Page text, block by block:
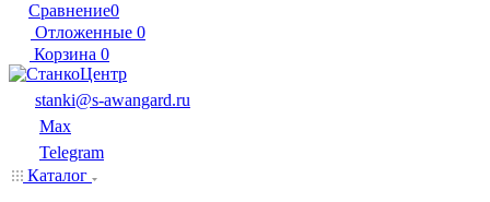
Сравнение0
Отложенные 0
Корзина 0
stanki@s-awangard.ru
Max
Telegram
Каталог